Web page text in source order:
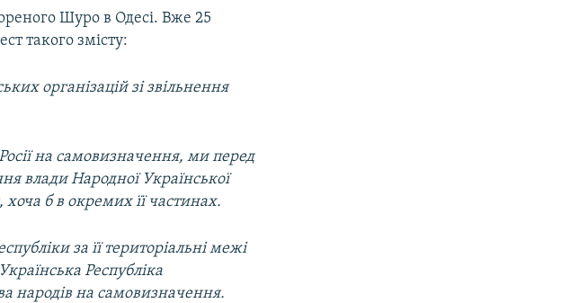
Шуро в Одесі. Вже 25
такого змісту:
організацій зі звільнення
на самовизначення, ми перед
влади Народної Української
б в окремих її частинах.
за її територіальні межі
Республіка
народів на самовизначення.